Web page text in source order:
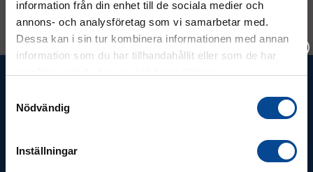
information från din enhet till de sociala medier och
annons- och analysföretag som vi samarbetar med.
Dessa kan i sin tur kombinera informationen med annan
information som du har tillhandahållit eller som de har
Nödvändig
Inställningar
Ta del av våra bästa erbjudanden &